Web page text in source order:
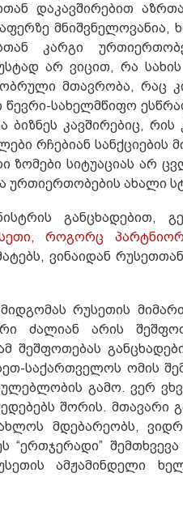
დაკავშირებით
მნიშვნელოვანია,
კარგი
არ ვიცით, რა
მთავრობა, რაც
სახელმწიფო
კავშირებიც, რის
რჩებიან სანქციების
ზომები სიტუაციას არ
ახალი
განცხადებით,
როგორც
ვინაიდან
რუსეთის
ძალიან არის
შეშფოთებას
საქართველოს ომის
გამო. ვერ
შორის. მთავარი
მდებარეობს,
ამჟამინდელი